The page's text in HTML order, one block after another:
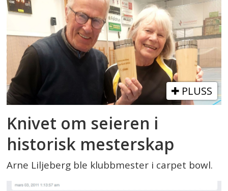
PLUSS
Knivet om seieren i
historisk mesterskap
Arne Liljeberg ble klubbmester i carpet bowl.